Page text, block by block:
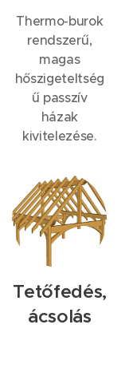
Thermo-burok
rendszerű,
magas
hőszigeteltség
ű passzív
házak
kivitelezése.
Tetőfedés,
ácsolás